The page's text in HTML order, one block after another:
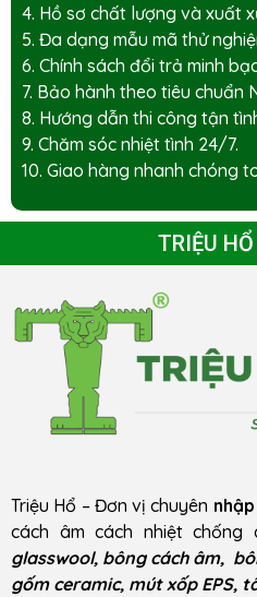
4. Hồ sơ chất lượng và xuất
5. Đa dạng mẫu mã thử
6. Chính sách đổi trả minh
7. Bảo hành theo tiêu chuẩn
8. Hướng dẫn thi công tận
9. Chăm sóc nhiệt tình 24/7.
10. Giao hàng nhanh chóng
TRIỆU
Triệu Hổ – Đơn vị chuyên
cách âm cách nhiệt chống
glasswool, bông cách âm,
gốm ceramic, mút xốp EPS,